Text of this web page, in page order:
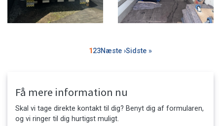
Side
1Side
2Side
3Næste
Næste ›Sidste
Sidste »
Få mere information nu
Skal vi tage direkte kontakt til dig? Benyt dig af formularen,
og vi ringer til dig hurtigst muligt.